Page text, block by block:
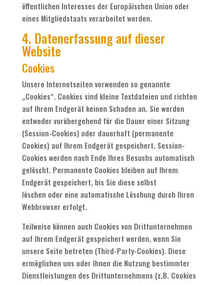
öffentlichen Interesses der Europäischen Union oder
eines Mitgliedstaats verarbeitet werden.
4. Datenerfassung auf dieser
Website
Cookies
Unsere Internetseiten verwenden so genannte
„Cookies“. Cookies sind kleine Textdateien und richten
auf Ihrem Endgerät keinen Schaden an. Sie werden
entweder vorübergehend für die Dauer einer Sitzung
(Session-Cookies) oder dauerhaft (permanente
Cookies) auf Ihrem Endgerät gespeichert. Session-
Cookies werden nach Ende Ihres Besuchs automatisch
gelöscht. Permanente Cookies bleiben auf Ihrem
Endgerät gespeichert, bis Sie diese selbst
löschen oder eine automatische Löschung durch Ihren
Webbrowser erfolgt.
Teilweise können auch Cookies von Drittunternehmen
auf Ihrem Endgerät gespeichert werden, wenn Sie
unsere Seite betreten (Third-Party-Cookies). Diese
ermöglichen uns oder Ihnen die Nutzung bestimmter
Dienstleistungen des Drittunternehmens (z.B. Cookies